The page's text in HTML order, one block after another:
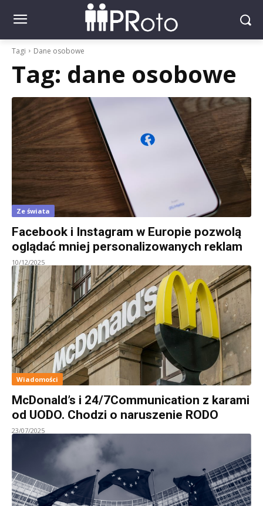
Tagi Dane osobowe
Tag: dane osobowe
Ze świata
Facebook i Instagram w Europie pozwolą
oglądać mniej personalizowanych reklam
10/12/2025
Wiadomości
McDonald’s i 24/7Communication z karami
od UODO. Chodzi o naruszenie RODO
23/07/2025